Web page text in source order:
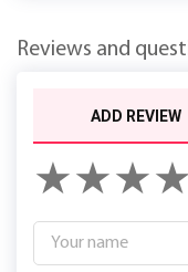
Reviews and
ADD REVIEW